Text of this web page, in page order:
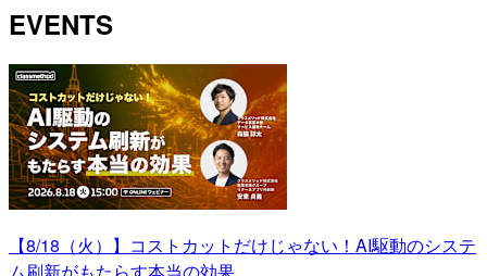
EVENTS
【8/18（火）】コストカットだけじゃない！AI駆動のシステ